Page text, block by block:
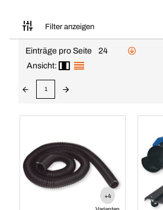
Filter anzeigen
Einträge pro Seite
24
Ansicht:
1
+4